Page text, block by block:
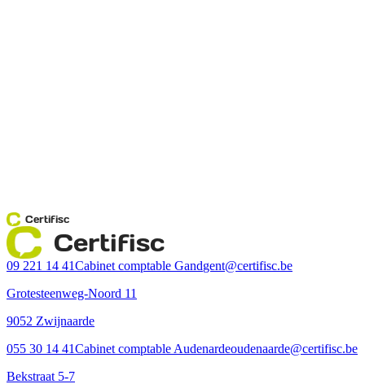
Certifisc
Certifisc
09 221 14 41Cabinet comptable Gandgent@certifisc.be
Grotesteenweg-Noord 11
9052 Zwijnaarde
055 30 14 41Cabinet comptable Audenardeoudenaarde@certifisc.be
Bekstraat 5-7